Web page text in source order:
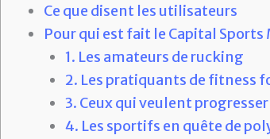
Ce que disent les utilisateurs
Pour qui est fait le Capital
1. Les amateurs de rucking
2. Les pratiquants de fitness
3. Ceux qui veulent
4. Les sportifs en quête de